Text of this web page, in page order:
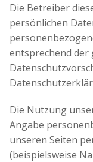
Die Betreiber
persönlichen
entsprechend der
Die Nutzung
Angabe
unseren Seiten
(beispielsweise